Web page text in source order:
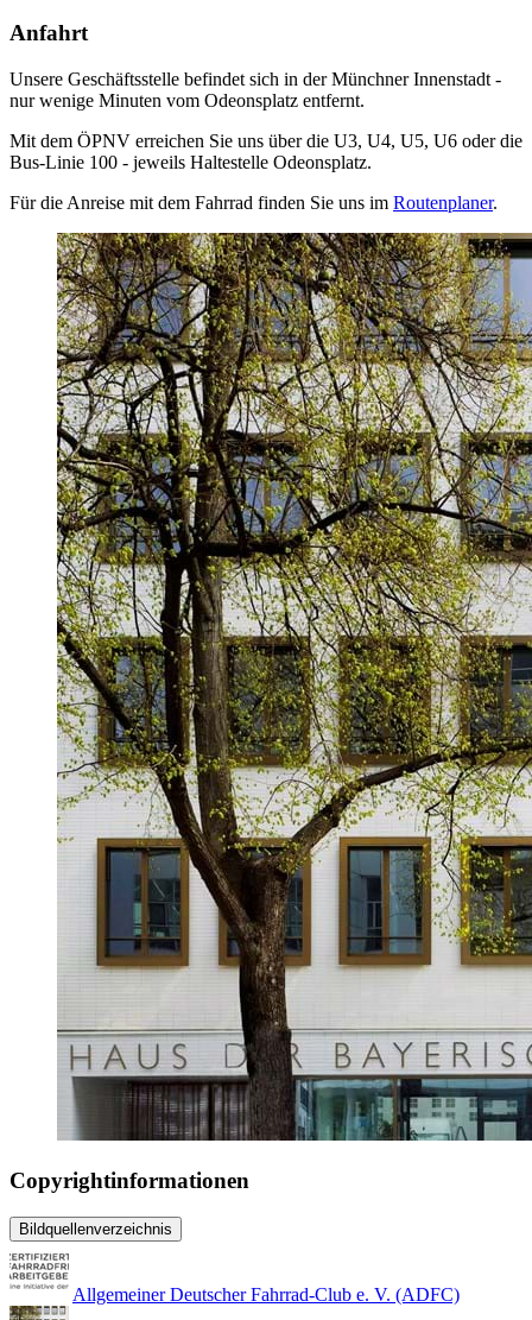
Anfahrt
Unsere Geschäftsstelle befindet sich in der Münchner Innenstadt -
nur wenige Minuten vom Odeonsplatz entfernt.
Mit dem ÖPNV erreichen Sie uns über die U3, U4, U5, U6 oder die
Bus-Linie 100 - jeweils Haltestelle Odeonsplatz.
Für die Anreise mit dem Fahrrad finden Sie uns im Routenplaner.
Copyrightinformationen
Bildquellenverzeichnis
Allgemeiner Deutscher Fahrrad-Club e. V. (ADFC)